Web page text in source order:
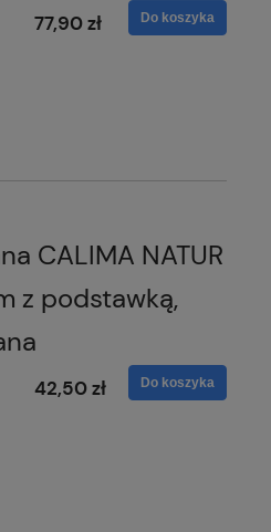
77,90 zł Do koszyka
CALIMA NATUR
z podstawką,
42,50 zł Do koszyka